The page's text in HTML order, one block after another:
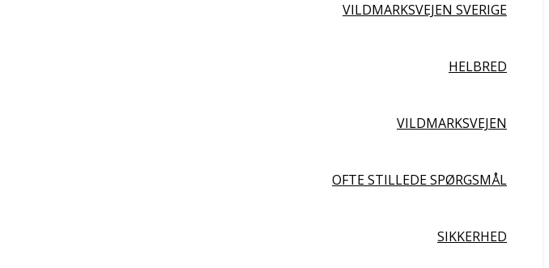
VILDMARKSVEJEN SVERIGE
HELBRED
VILDMARKSVEJEN
OFTE STILLEDE SPØRGSMÅL
SIKKERHED